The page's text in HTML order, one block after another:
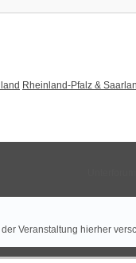
Rheinland-Pfalz &
Veranstaltung hierher